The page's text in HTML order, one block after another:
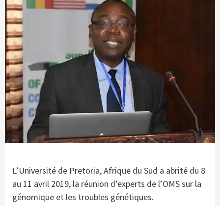
L’Université de Pretoria, Afrique du Sud a abrité du 8
au 11 avril 2019, la réunion d’experts de l’OMS sur la
génomique et les troubles génétiques.